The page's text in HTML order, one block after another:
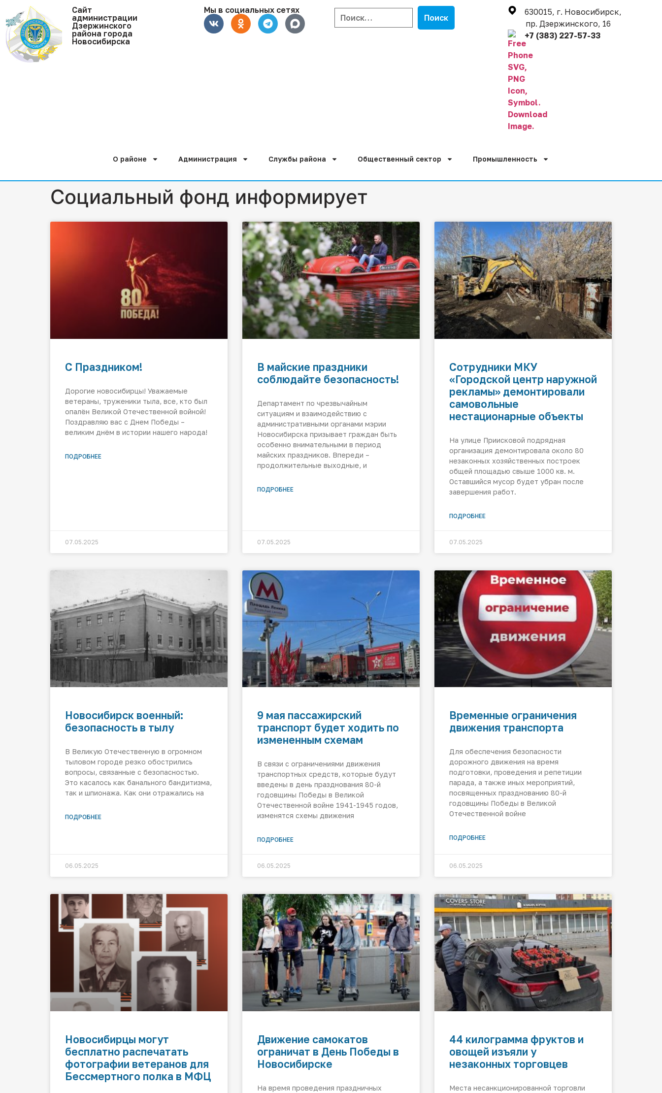
Cайт
администрации
Дзержинского
района города
Новосибирска
Мы в социальных сетях
630015, г. Новосибирск,
пр. Дзержинского, 16
+7 (383) 227-57-33
О районе Администрация Службы района Общественный сектор Промышленность
Социальный фонд информирует
С Праздником!
Дорогие новосибирцы! Уважаемые
ветераны, труженики тыла, все, кто был
опалён Великой Отечественной войной!
Поздравляю вас с Днем Победы –
великим днём в истории нашего народа!
ПОДРОБНЕЕ
07.05.2025
В майские праздники
соблюдайте безопасность!
Департамент по чрезвычайным
ситуациям и взаимодействию с
административными органами мэрии
Новосибирска призывает граждан быть
особенно внимательными в период
майских праздников. Впереди –
продолжительные выходные, и
ПОДРОБНЕЕ
07.05.2025
Сотрудники МКУ
«Городской центр наружной
рекламы» демонтировали
самовольные
нестационарные объекты
На улице Приисковой подрядная
организация демонтировала около 80
незаконных хозяйственных построек
общей площадью свыше 1000 кв. м.
Оставшийся мусор будет убран после
завершения работ.
ПОДРОБНЕЕ
07.05.2025
Новосибирск военный:
безопасность в тылу
В Великую Отечественную в огромном
тыловом городе резко обострились
вопросы, связанные с безопасностью.
Это касалось как банального бандитизма,
так и шпионажа. Как они отражались на
ПОДРОБНЕЕ
06.05.2025
9 мая пассажирский
транспорт будет ходить по
измененным схемам
В связи с ограничениями движения
транспортных средств, которые будут
введены в день празднования 80-й
годовщины Победы в Великой
Отечественной войне 1941-1945 годов,
изменятся схемы движения
ПОДРОБНЕЕ
06.05.2025
Временные ограничения
движения транспорта
Для обеспечения безопасности
дорожного движения на время
подготовки, проведения и репетиции
парада, а также иных мероприятий,
посвященных празднованию 80-й
годовщины Победы в Великой
Отечественной войне
ПОДРОБНЕЕ
06.05.2025
Новосибирцы могут
бесплатно распечатать
фотографии ветеранов для
Бессмертного полка в МФЦ
Движение самокатов
ограничат в День Победы в
Новосибирске
На время проведения праздничных
44 килограмма фруктов и
овощей изъяли у
незаконных торговцев
Места несанкционированной торговли